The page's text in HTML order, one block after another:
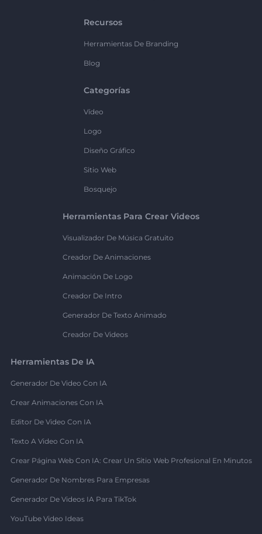
Recursos
Herramientas De Branding
Blog
Categorías
Vídeo
Logo
Diseño Gráfico
Sitio Web
Bosquejo
Herramientas Para Crear Videos
Visualizador De Música Gratuito
Creador De Animaciones
Animación De Logo
Creador De Intro
Generador De Texto Animado
Creador De Videos
Herramientas De IA
Generador De Video Con IA
Crear Animaciones Con IA
Editor De Video Con IA
Texto A Video Con IA
Crear Página Web Con IA: Crear Un Sitio Web Profesional En Minutos
Generador De Nombres Para Empresas
Generador De Videos IA Para TikTok
YouTube Video Ideas